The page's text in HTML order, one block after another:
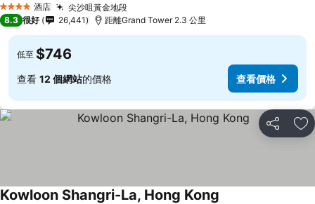
4 星級 酒店 尖沙咀黃金地段
8.3 很好 26,441 距離Grand Tower 2.3 公里
低至 $746
查看 12 個網站的價格 查看價格
分享 放
Kowloon Shangri-La, Hong Kong